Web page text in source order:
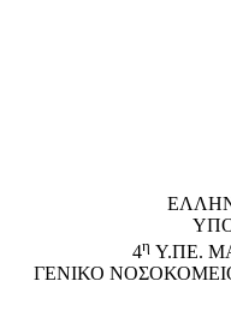
4η Υ.ΠΕ.
ΓΕΝΙΚΟ